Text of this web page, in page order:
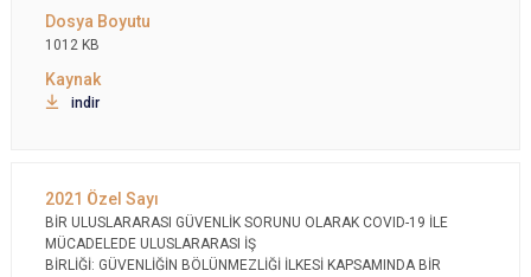
1012 KB
indir
BİR ULUSLARARASI GÜVENLİK SORUNU OLARAK COVID-19 İLE
MÜCADELEDE ULUSLARARASI İŞ
BİRLİĞİ: GÜVENLİĞİN BÖLÜNMEZLİĞİ İLKESİ KAPSAMINDA BİR